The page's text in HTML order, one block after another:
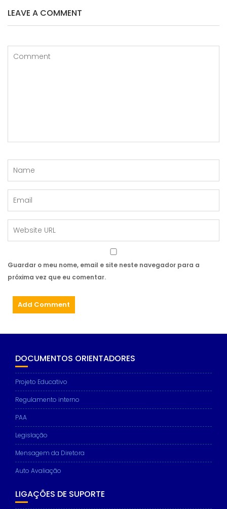
LEAVE A COMMENT
Guardar o meu nome, email e site neste navegador para a
próxima vez que eu comentar.
DOCUMENTOS ORIENTADORES
Projeto Educativo
Regulamento interno
PAA
Legislação
Mensagem da Diretora
Auto Avaliação
LIGAÇÕES DE SUPORTE